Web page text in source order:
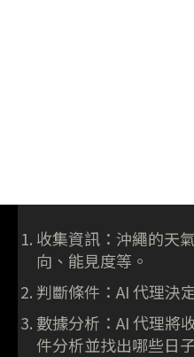
收集資訊：沖繩的天
向、能見度等。
判斷條件：AI 代理決
數據分析：AI 代理將
件分析並找出哪些日